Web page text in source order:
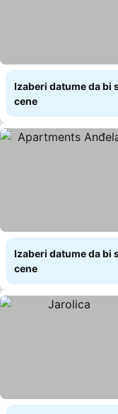
Izaberi datume da bi
cene
Izaberi datume da bi
cene